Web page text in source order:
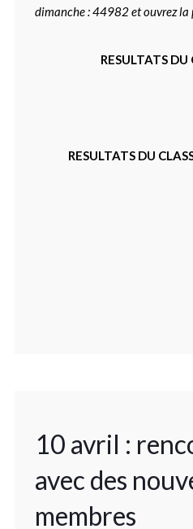
dimanche : 44982 et ouvrez la
RESULTATS DU
RESULTATS DU
10 avril :
avec des
membres